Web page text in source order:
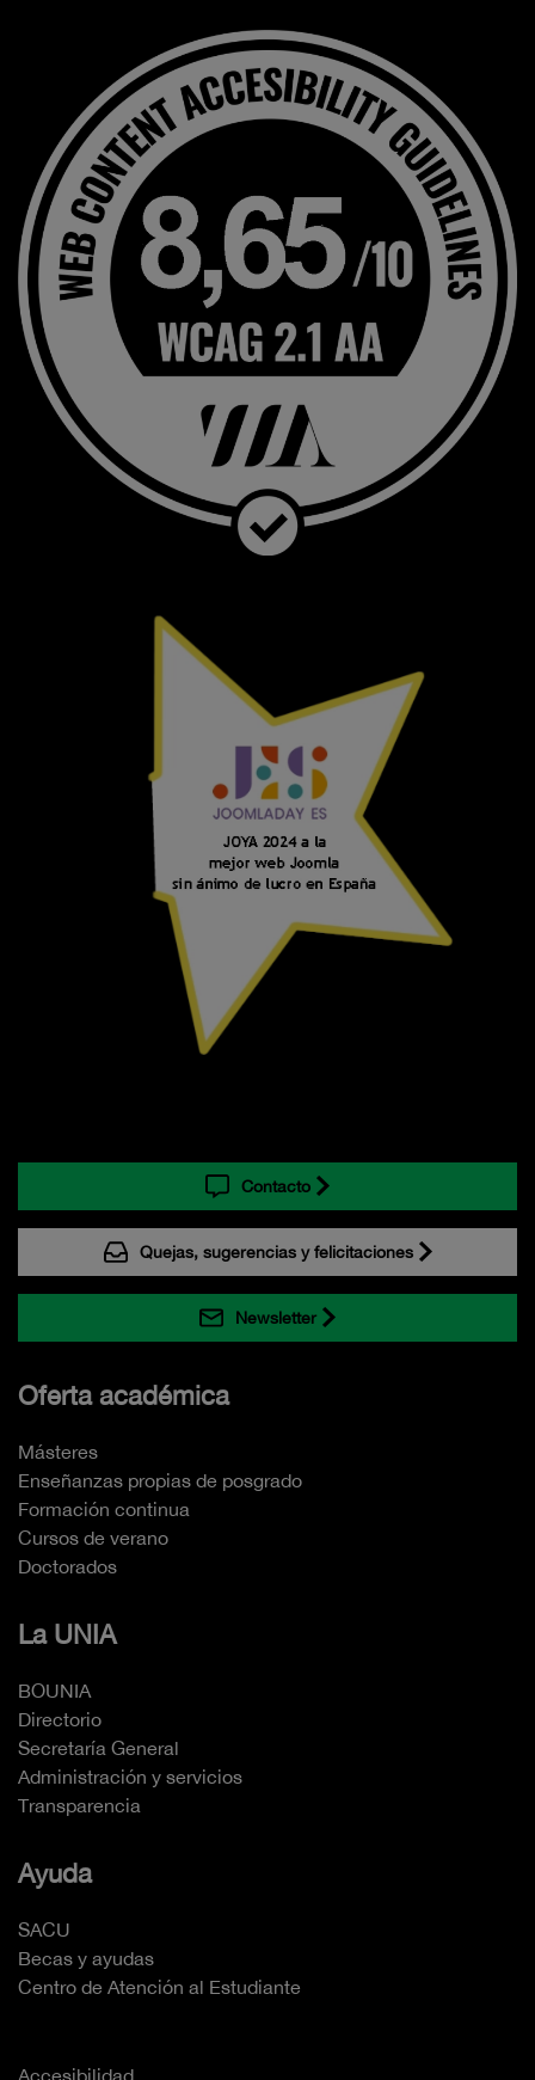
Contacto
Quejas, sugerencias y felicitaciones
Newsletter
Oferta académica
Másteres
Enseñanzas propias de posgrado
Formación continua
Cursos de verano
Doctorados
La UNIA
BOUNIA
Directorio
Secretaría General
Administración y servicios
Transparencia
Ayuda
SACU
Becas y ayudas
Centro de Atención al Estudiante
Accesibilidad